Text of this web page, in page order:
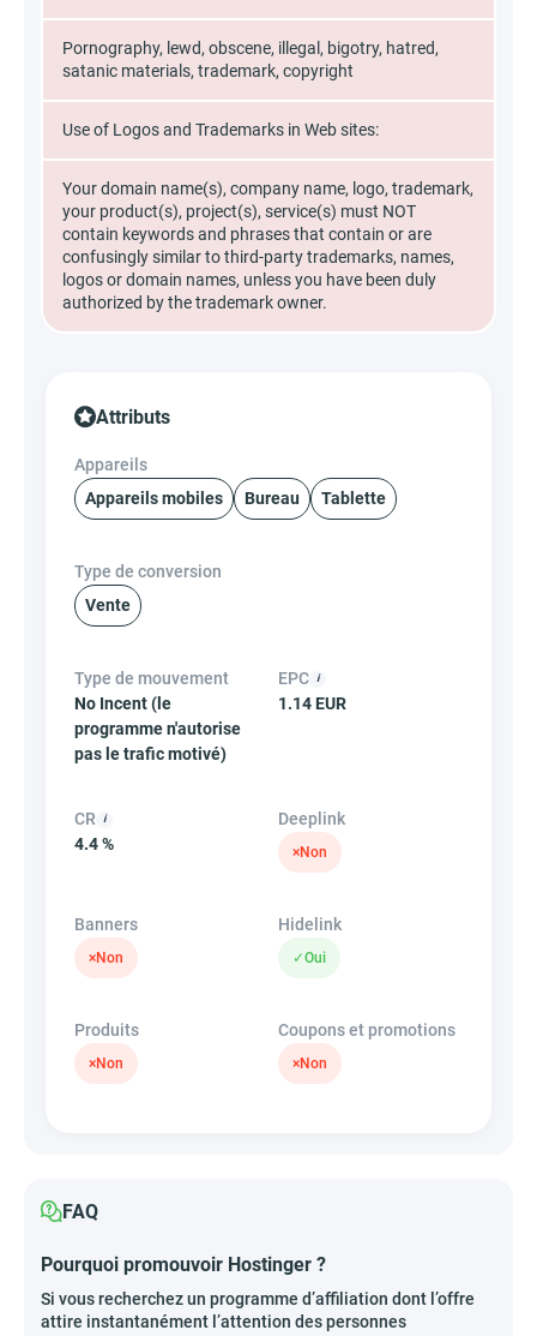
Pornography, lewd, obscene, illegal, bigotry, hatred,
satanic materials, trademark, copyright
Use of Logos and Trademarks in Web sites:
Your domain name(s), company name, logo, trademark,
your product(s), project(s), service(s) must NOT
contain keywords and phrases that contain or are
confusingly similar to third-party trademarks, names,
logos or domain names, unless you have been duly
authorized by the trademark owner.
Attributs
Appareils
Appareils mobiles
Bureau Tablette
Type de conversion
Vente
Type de mouvement
No Incent (le
programme n'autorise
pas le trafic motivé)
EPC
1.14 EUR
CR
4.4 %
Deeplink
×Non
Banners
×Non
Hidelink
✓Oui
Produits
×Non
Coupons et promotions
×Non
FAQ
Pourquoi promouvoir Hostinger ?
Si vous recherchez un programme d’affiliation dont l’offre
attire instantanément l’attention des personnes
English